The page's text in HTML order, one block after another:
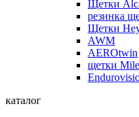
Щетки
резинка
Щетки
AWM
AEROtwin
щетки
каталог